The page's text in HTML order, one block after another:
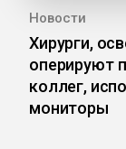
Новости
Хирурги,
оперируют
коллег,
мониторы